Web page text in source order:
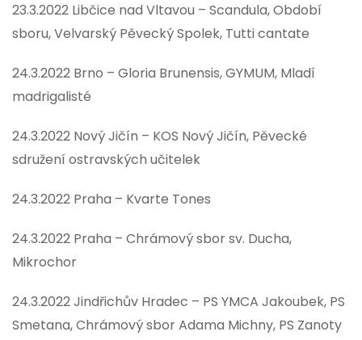
23.3.2022 Libčice nad Vltavou – Scandula, Období
sboru, Velvarský Pěvecký Spolek, Tutti cantate
24.3.2022 Brno – Gloria Brunensis, GYMUM, Mladí
madrigalisté
24.3.2022 Nový Jičín – KOS Nový Jičín, Pěvecké
sdružení ostravských učitelek
24.3.2022 Praha – Kvarte Tones
24.3.2022 Praha – Chrámový sbor sv. Ducha,
Mikrochor
24.3.2022 Jindřichův Hradec – PS YMCA Jakoubek, PS
Smetana, Chrámový sbor Adama Michny, PS Zanoty